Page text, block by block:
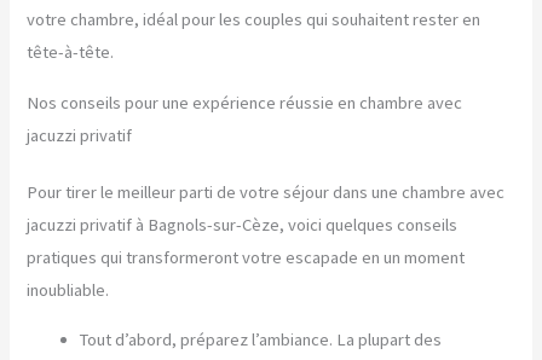
votre chambre, idéal pour les couples qui souhaitent rester en
tête-à-tête.
Nos conseils pour une expérience réussie en chambre avec
jacuzzi privatif
Pour tirer le meilleur parti de votre séjour dans une chambre avec
jacuzzi privatif à Bagnols-sur-Cèze, voici quelques conseils
pratiques qui transformeront votre escapade en un moment
inoubliable.
Tout d’abord, préparez l’ambiance. La plupart des